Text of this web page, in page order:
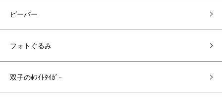
ビーバー
フォトぐるみ
双子のﾎﾜｲﾄﾀｲｶﾞｰ